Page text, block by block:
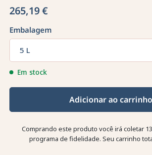
265,19 €
Embalagem
5 L
Em stock
Adicionar ao carrinho
Comprando este produto você irá coletar
programa de fidelidade. Seu carrinho